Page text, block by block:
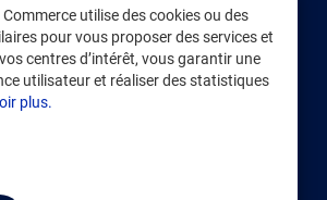
utilise des cookies ou des
pour vous proposer des services et
centres d’intérêt, vous garantir une
utilisateur et réaliser des statistiques
plus.